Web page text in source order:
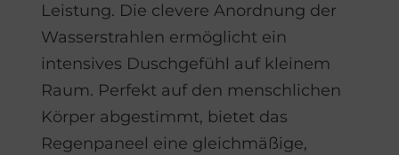
Leistung. Die clevere Anordnung der
Wasserstrahlen ermöglicht ein
intensives Duschgefühl auf kleinem
Raum. Perfekt auf den menschlichen
Körper abgestimmt, bietet das
Regenpaneel eine gleichmäßige,